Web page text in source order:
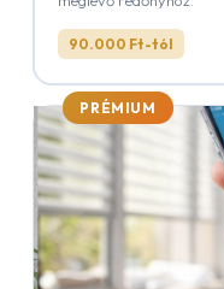
90.000 Ft-tól
PRÉMIUM